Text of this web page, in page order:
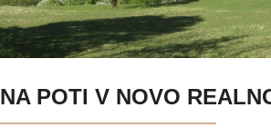
NA POTI V NOVO